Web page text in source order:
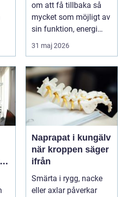
om att få tillbaka så
mycket som möjligt av
sin funktion, energi
och trygghet...
31 maj 2026
Naprapat i kungälv
när kroppen säger
ifrån
Smärta i rygg, nacke
eller axlar påverkar